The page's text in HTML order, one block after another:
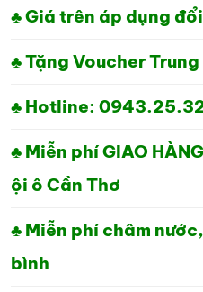
2,100,000₫.LÀ:
♣ Giá trên áp dụng
♣ Tặng Voucher
♣ Hotline:
♣ Miễn phí GIAO
ội ô Cần Thơ
♣ Miễn phí châm
bình